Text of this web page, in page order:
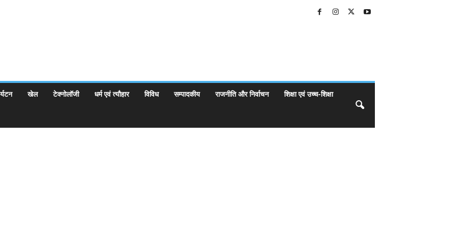
खेल टेक्नोलॉजी धर्म एवं त्यौहार विविध सम्पादकीय राजनीति और निर्वाचन शिक्षा एवं उच्च-शिक्षा